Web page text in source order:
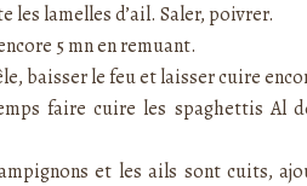
les lamelles d’ail. Saler, poivrer.
5 mn en remuant.
baisser le feu et laisser cuire
faire cuire les spaghettis Al
et les ails sont cuits,